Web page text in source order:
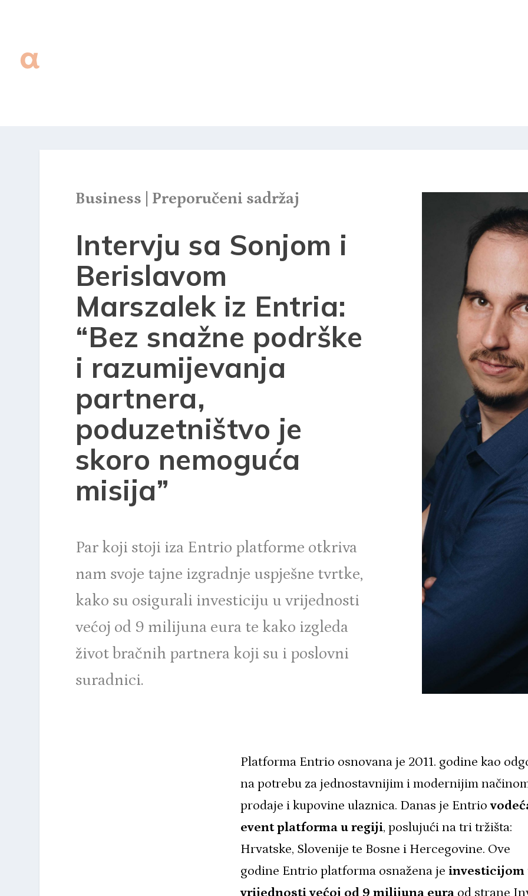
Business Preporučeni sadržaj
Intervju sa Sonjom i
Berislavom
Marszalek iz Entria:
“Bez snažne podrške
i razumijevanja
partnera,
poduzetništvo je
skoro nemoguća
misija”
Par koji stoji iza Entrio platforme otkriva
nam svoje tajne izgradnje uspješne tvrtke,
kako su osigurali investiciju u vrijednosti
većoj od 9 milijuna eura te kako izgleda
život bračnih partnera koji su i poslovni
suradnici.
Platforma Entrio osnovana je 2011. godine kao
na potrebu za jednostavnijim i modernijim
prodaje i kupovine ulaznica. Danas je Entrio
event platforma u regiji, poslujući na tri tržišta:
Hrvatske, Slovenije te Bosne i Hercegovine. Ove
godine Entrio platforma osnažena je investicijom
vrijednosti većoj od 9 milijuna eura od strane